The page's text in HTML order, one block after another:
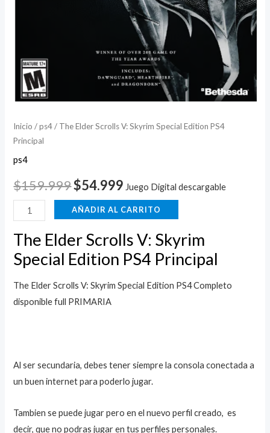
Inicio /ps4/ The Elder Scrolls V: Skyrim Special Edition PS4
Principal
ps4
$159.999$54.999 Juego Digital descargable
AÑADIR AL CARRITO
The Elder Scrolls V: Skyrim
Special Edition PS4 Principal
The Elder Scrolls V: Skyrim Special Edition PS4 Completo
disponible full PRIMARIA
Al ser secundaria, debes tener siempre la consola conectada a
un buen internet para poderlo jugar.
Tambien se puede jugar pero en el nuevo perfil creado, es
decir, que no podras jugar en tus perfiles personales.